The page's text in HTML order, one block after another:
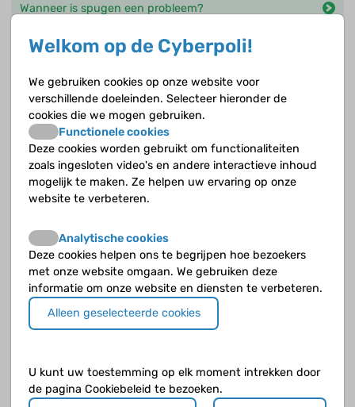
Wanneer is spugen een probleem?
Wat gebeurt er bij een anusafsluiting?
Wat gebeurt er bij een slokdarmafsluiting
(oesofagusatresie)?
Wat is arteria lusoria?
Wat is coeliakie?
Wat is duodenumatresie of duodenumstenose?
Wat is gastro-oesofageale reflux?
Wat kun je doen bij coeliakie?
Wat kun je doen om overgewicht te voorkomen?
Welkom op de Cyberpoli!
We gebruiken cookies op onze website voor
verschillende doeleinden. Selecteer hieronder de
cookies die we mogen gebruiken.
Functionele cookies
Deze cookies worden gebruikt om functionaliteiten
zoals ingesloten video's en andere interactieve inhoud
mogelijk te maken. Ze helpen uw ervaring op onze
website te verbeteren.
Analytische cookies
Deze cookies helpen ons te begrijpen hoe bezoekers
met onze website omgaan. We gebruiken deze
informatie om onze website en diensten te verbeteren.
Alleen geselecteerde cookies
U kunt uw toestemming op elk moment intrekken door
de pagina Cookiebeleid te bezoeken.